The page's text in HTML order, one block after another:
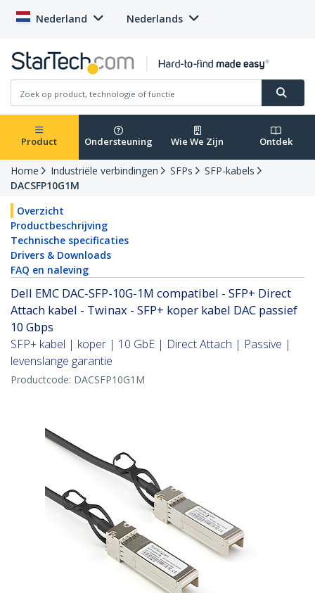
Nederland Nederlands
Product Ondersteuning Wie We Zijn Ontdek
Home Industriële verbindingen SFPs
SFP-kabels
DACSFP10G1M
Overzicht
Productbeschrijving
Technische specificaties
Drivers & Downloads
FAQ en naleving
Dell EMC DAC-SFP-10G-1M compatibel - SFP+ Direct
Attach kabel - Twinax - SFP+ koper kabel DAC passief
10 Gbps
SFP+ kabel | koper | 10 GbE | Direct Attach | Passive |
levenslange garantie
Productcode: DACSFP10G1M